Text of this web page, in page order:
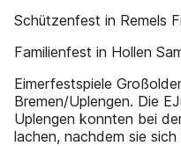
Schützenfest in Remels
Familienfest in Hollen
Eimerfestspiele
Bremen/Uplengen. Die
Uplengen konnten bei
lachen, nachdem sie